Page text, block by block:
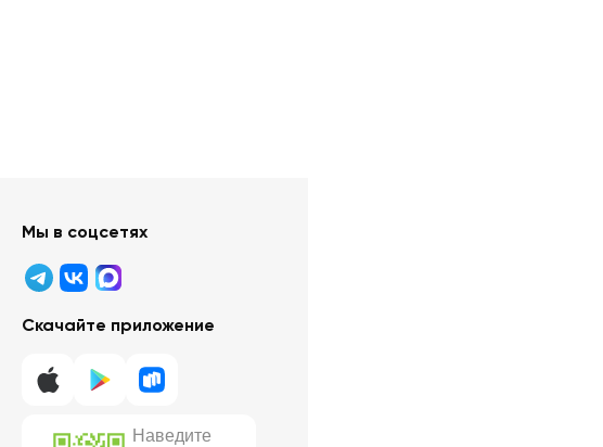
Мы в соцсетях
Скачайте приложение
Наведите